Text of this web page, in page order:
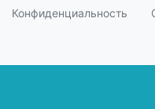
Конфиденциальность